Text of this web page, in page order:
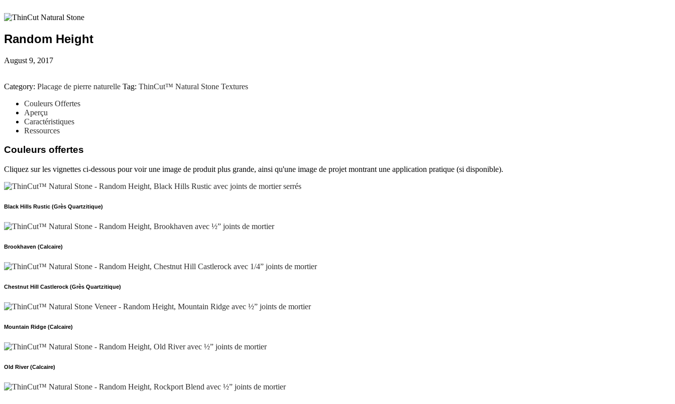
Random Height
August 9, 2017
Category: Placage de pierre naturelle Tag: ThinCut™ Natural Stone Textures
Couleurs Offertes
Aperçu
Caractéristiques
Ressources
Couleurs offertes
Cliquez sur les vignettes ci-dessous pour voir une image de produit plus grande, ainsi qu'une image de projet montrant une application pratique (si disponible).
Black Hills Rustic (Grès Quartzitique)
Brookhaven (Calcaire)
Chestnut Hill Castlerock (Grès Quartzitique)
Mountain Ridge (Calcaire)
Old River (Calcaire)